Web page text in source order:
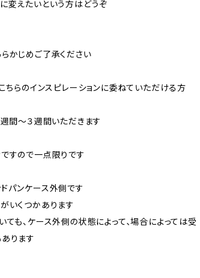
変えたいという方はどうぞ
かじめご了承ください
ちらのインスピレーションに委ねていただける方
間〜３週間いただきます
すので一点限りです
パンケース外側です
いくつかあります
ても、ケース外側の状態によって、場合によっては受
ります